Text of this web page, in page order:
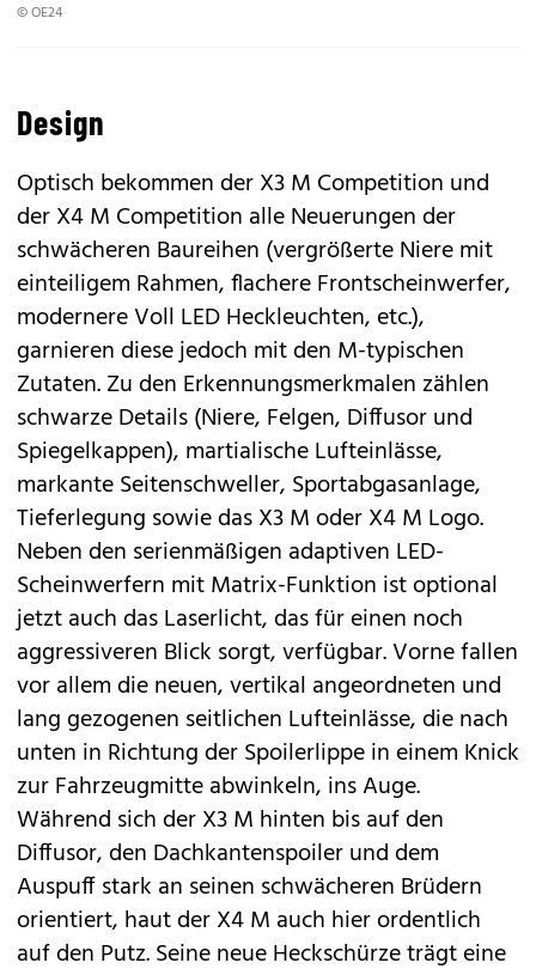
© OE24
Design
Optisch bekommen der X3 M Competition und
der X4 M Competition alle Neuerungen der
schwächeren Baureihen (vergrößerte Niere mit
einteiligem Rahmen, flachere Frontscheinwerfer,
modernere Voll LED Heckleuchten, etc.),
garnieren diese jedoch mit den M-typischen
Zutaten. Zu den Erkennungsmerkmalen zählen
schwarze Details (Niere, Felgen, Diffusor und
Spiegelkappen), martialische Lufteinlässe,
markante Seitenschweller, Sportabgasanlage,
Tieferlegung sowie das X3 M oder X4 M Logo.
Neben den serienmäßigen adaptiven LED-
Scheinwerfern mit Matrix-Funktion ist optional
jetzt auch das Laserlicht, das für einen noch
aggressiveren Blick sorgt, verfügbar. Vorne fallen
vor allem die neuen, vertikal angeordneten und
lang gezogenen seitlichen Lufteinlässe, die nach
unten in Richtung der Spoilerlippe in einem Knick
zur Fahrzeugmitte abwinkeln, ins Auge.
Während sich der X3 M hinten bis auf den
Diffusor, den Dachkantenspoiler und dem
Auspuff stark an seinen schwächeren Brüdern
orientiert, haut der X4 M auch hier ordentlich
auf den Putz. Seine neue Heckschürze trägt eine